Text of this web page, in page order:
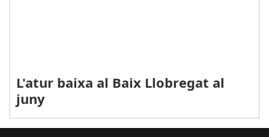
L'atur baixa al Baix Llobregat al
juny